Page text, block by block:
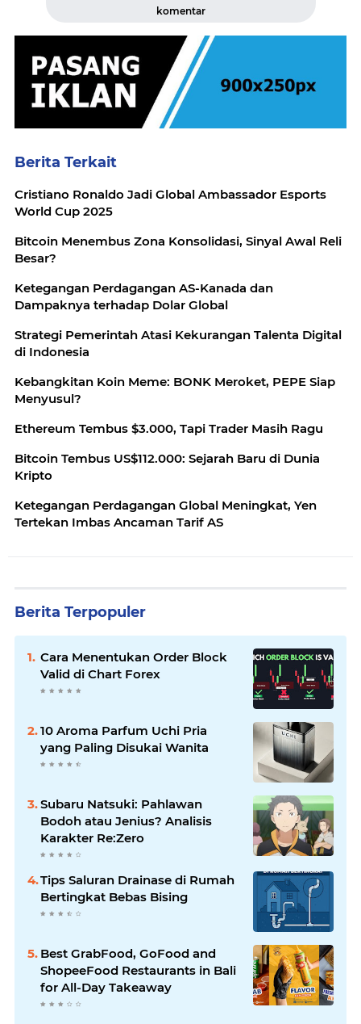
komentar
Berita Terkait
Cristiano Ronaldo Jadi Global Ambassador Esports
World Cup 2025
Bitcoin Menembus Zona Konsolidasi, Sinyal Awal Reli
Besar?
Ketegangan Perdagangan AS-Kanada dan
Dampaknya terhadap Dolar Global
Strategi Pemerintah Atasi Kekurangan Talenta Digital
di Indonesia
Kebangkitan Koin Meme: BONK Meroket, PEPE Siap
Menyusul?
Ethereum Tembus $3.000, Tapi Trader Masih Ragu
Bitcoin Tembus US$112.000: Sejarah Baru di Dunia
Kripto
Ketegangan Perdagangan Global Meningkat, Yen
Tertekan Imbas Ancaman Tarif AS
Berita Terpopuler
Cara Menentukan Order Block
Valid di Chart Forex
10 Aroma Parfum Uchi Pria
yang Paling Disukai Wanita
Subaru Natsuki: Pahlawan
Bodoh atau Jenius? Analisis
Karakter Re:Zero
Tips Saluran Drainase di Rumah
Bertingkat Bebas Bising
Best GrabFood, GoFood and
ShopeeFood Restaurants in Bali
for All-Day Takeaway